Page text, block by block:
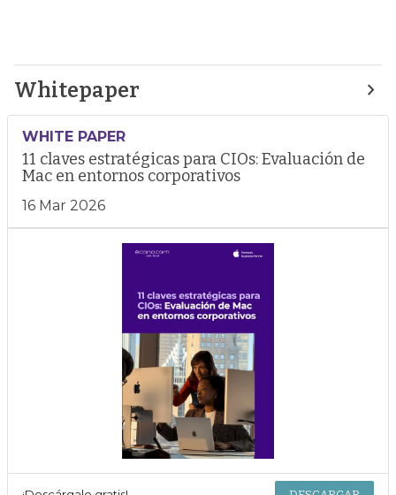
Whitepaper
WHITE PAPER
11 claves estratégicas para CIOs: Evaluación de
Mac en entornos corporativos
16 Mar 2026